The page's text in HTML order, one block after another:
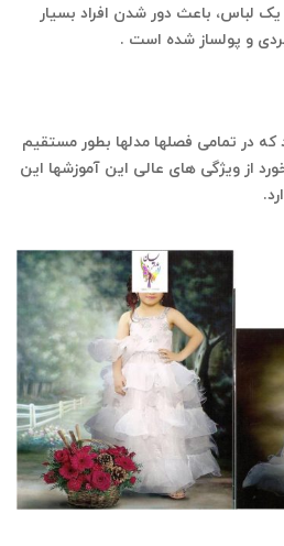
لباس، باعث دور شدن افراد بسیار
و پولساز شده است .
که در تمامی فصلها مدلها بطور مستقیم
از ویژگی های عالی این آموزشها این